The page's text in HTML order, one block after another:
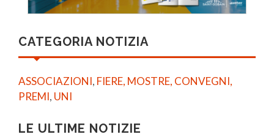
CATEGORIA NOTIZIA
ASSOCIAZIONI, FIERE, MOSTRE, CONVEGNI,
PREMI, UNI
LE ULTIME NOTIZIE